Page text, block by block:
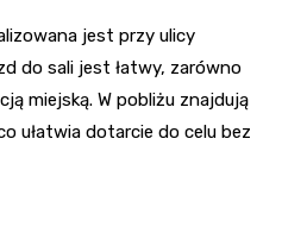
jest przy ulicy
do sali jest łatwy, zarówno
miejską. W pobliżu znajdują
ułatwia dotarcie do celu bez